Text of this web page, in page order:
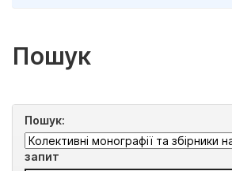
Пошук
Пошук:
запит